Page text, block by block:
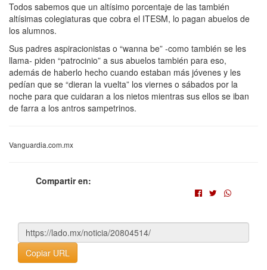
Todos sabemos que un altísimo porcentaje de las también
altísimas colegiaturas que cobra el ITESM, lo pagan abuelos de
los alumnos.
Sus padres aspiracionistas o “wanna be” -como también se les
llama- piden “patrocinio” a sus abuelos también para eso,
además de haberlo hecho cuando estaban más jóvenes y les
pedían que se “dieran la vuelta” los viernes o sábados por la
noche para que cuidaran a los nietos mientras sus ellos se iban
de farra a los antros sampetrinos.
Vanguardia.com.mx
Compartir en:
Copiar URL